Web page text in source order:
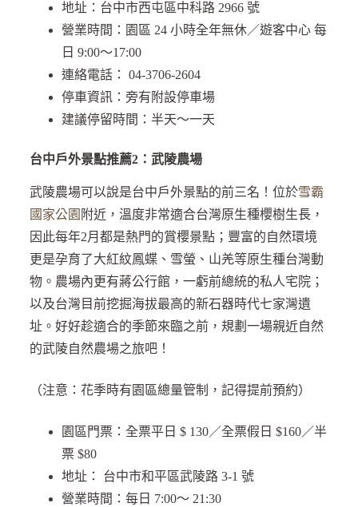
地址：台中市西屯區中科路 2966 號
營業時間：園區 24 小時全年無休／遊客中心 每
日 9:00～17:00
連絡電話： 04-3706-2604
停車資訊：旁有附設停車場
建議停留時間：半天～一天
台中戶外景點推薦2：武陵農場
武陵農場可以說是台中戶外景點的前三名！位於雪霸
國家公園 附近，溫度非常適合台灣原生種櫻樹生長，
因此每年2月都是熱門的賞櫻景點；豐富的自然環境
更是孕育了大紅紋鳳蝶、雪螢、山羌等原生種台灣動
物。農場內更有蔣公行館，一虧前總統的私人宅院；
以及台灣目前挖掘海拔最高的新石器時代七家灣遺
址。好好趁適合的季節來臨之前，規劃一場親近自然
的武陵自然農場之旅吧！
（注意：花季時有園區總量管制，記得提前預約）
園區門票：全票平日 $ 130／全票假日 $160／半
票 $80
地址： 台中市和平區武陵路 3-1 號
營業時間：每日 7:00～ 21:30